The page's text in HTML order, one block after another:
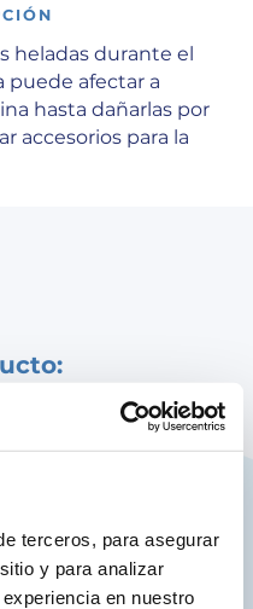
terceros, para asegurar
y para analizar
en nuestro
heladas durante el
puede afectar a
hasta dañarlas por
accesorios para la
durante el
en las paredes
que permite
la piscina
tiempo que la